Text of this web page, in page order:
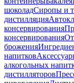
шоколадСиропы и
дистилляция
консервирования
консервирования
брожения
напитков
алкогольных
дистилляторов